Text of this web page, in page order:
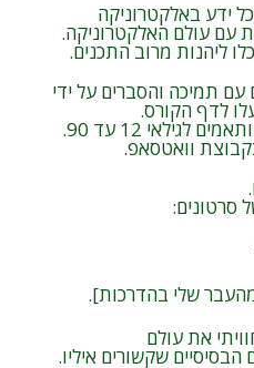
ידע באלקטרוניקה
עם עולם האלקטרוניקה.
עם תמיכה והסברים על ידי
לדף הקורס.
12 עד 90.
וואטסאפ.
סרטונים:
שלי בהדרכות].
את עולם
שקשורים איליו.